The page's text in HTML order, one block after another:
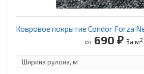
Ковровое покрытие Condor Forza
от 690 ₽ За м2